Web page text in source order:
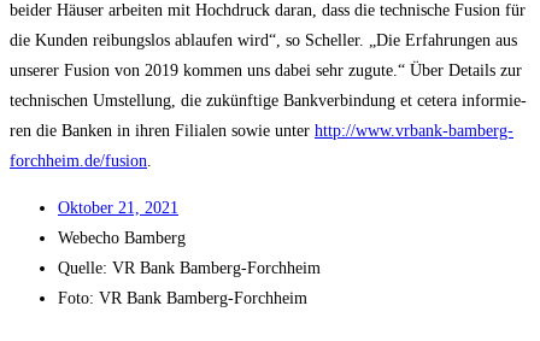
bei­der Häu­ser arbei­ten mit Hoch­druck dar­an, dass die tech­ni­sche Fusi­on für
die Kun­den rei­bungs­los ablau­fen wird“, so Schel­ler. „Die Erfah­run­gen aus
unse­rer Fusi­on von 2019 kom­men uns dabei sehr zugu­te.“ Über Details zur
tech­ni­schen Umstel­lung, die zukünf­ti­ge Bank­ver­bin­dung et cete­ra infor­mie­
ren die Ban­ken in ihren Filia­len sowie unter http://www.vrbank-bamberg-
forchheim.de/fusion.
Okto­ber 21, 2021
Web­echo Bamberg
Quel­le: VR Bank Bamberg-Forchheim
Foto: VR Bank Bamberg-Forchheim